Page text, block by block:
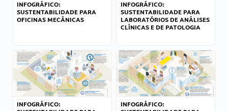
INFOGRÁFICO:
SUSTENTABILIDADE PARA
OFICINAS MECÂNICAS
INFOGRÁFICO:
SUSTENTABILIDADE PARA
LABORATÓRIOS DE ANÁLISES
CLÍNICAS E DE PATOLOGIA
INFOGRÁFICO:
INFOGRÁFICO: